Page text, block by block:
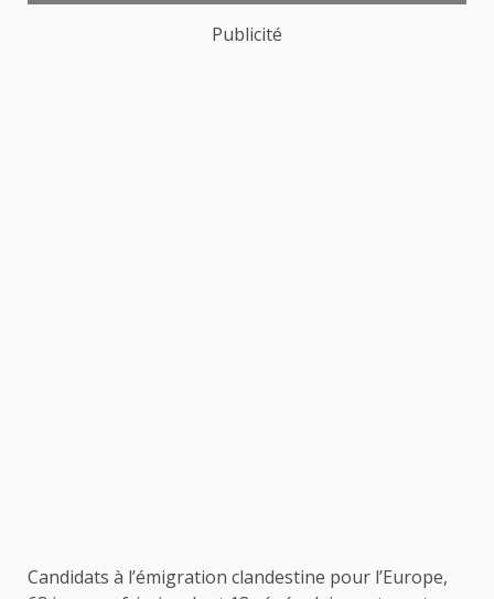
Publicité
Candidats à l’émigration clandestine pour l’Europe,